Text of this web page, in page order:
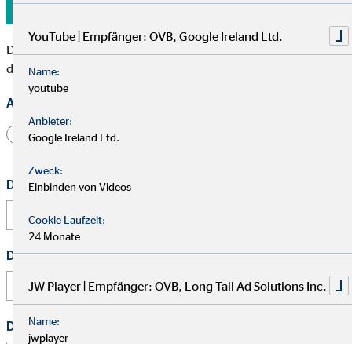
Jetzt Kontaktformular ausfüllen und beraten lassen.
Die mit * gekennzeichneten Felder müssen ausgefüllt werden,
damit wir Deine Nachricht bearbeiten können.
Anrede
Herr
Dein vollständiger Name
Deine E-Mail Adresse*
Deine Telefonnummer
YouTube | Empfänger: OVB, Google Ireland Ltd.
Name:
youtube
Anbieter:
Google Ireland Ltd.
Zweck:
Einbinden von Videos
Cookie Laufzeit:
24 Monate
JW Player | Empfänger: OVB, Long Tail Ad Solutions Inc.
Name:
jwplayer